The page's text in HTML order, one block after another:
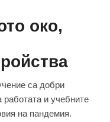
око,
са добри
и учебните
на пандемия.